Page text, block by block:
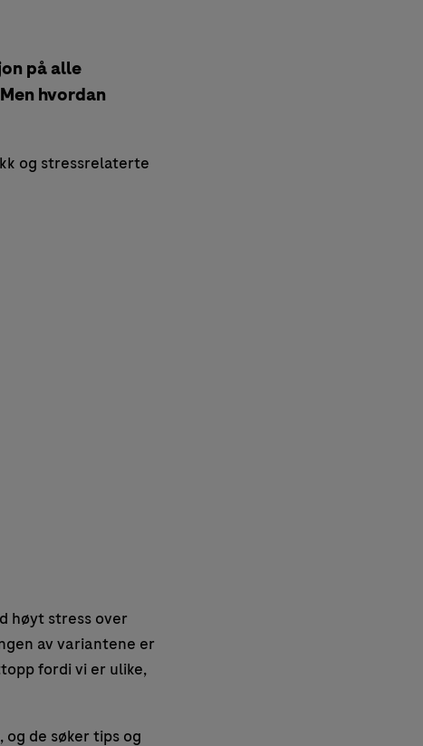
på alle
hvordan
og stressrelaterte
høyt stress over
av variantene er
fordi vi er ulike,
og de søker tips og